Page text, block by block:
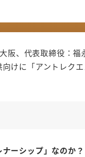
阪、代表取締役：
けに「アントレク
ーシップ」なのか？